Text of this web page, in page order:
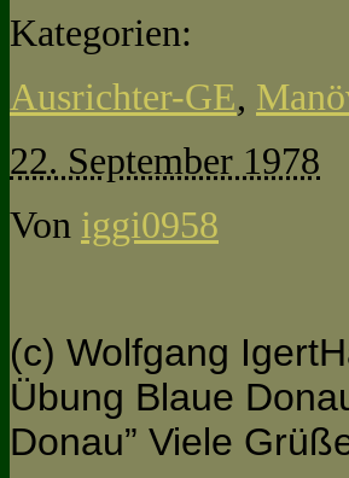
Kategorien:
Ausrichter-GE,
22. September 1978
Von iggi0958
(c) Wolfgang
Übung Blaue
Donau” Viele